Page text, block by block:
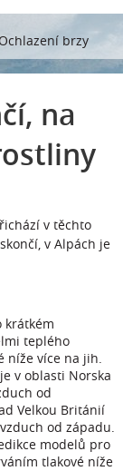
Ochlazení brzy
na
v těchto
v Alpách je
krátkém
teplého
níže více na jih.
v oblasti Norska
od
Velkou Británií
od západu.
modelů pro
tlakové níže